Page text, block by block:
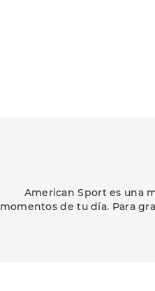
American Sport es una
momentos de tu día. Para